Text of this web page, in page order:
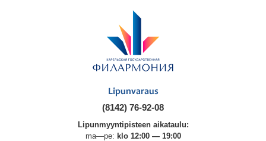
Lipunvaraus
(8142) 76-92-08
Lipunmyyntipisteen aikataulu:
ma—pe: klo 12:00 — 19:00